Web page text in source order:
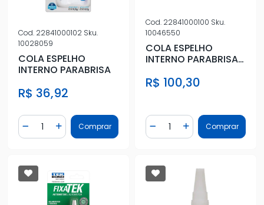
Cod. 22841000102 Sku.
10028059
COLA ESPELHO
INTERNO PARABRISA
R$ 36,92
Diminuir Quantidade
Quantidade
Adicionar Quantidade
Comprar
Cod. 22841000100 Sku.
10046550
COLA ESPELHO
INTERNO PARABRISA
R$ 100,30
Diminuir Quantidade
Quantidade
AdicionarComprar